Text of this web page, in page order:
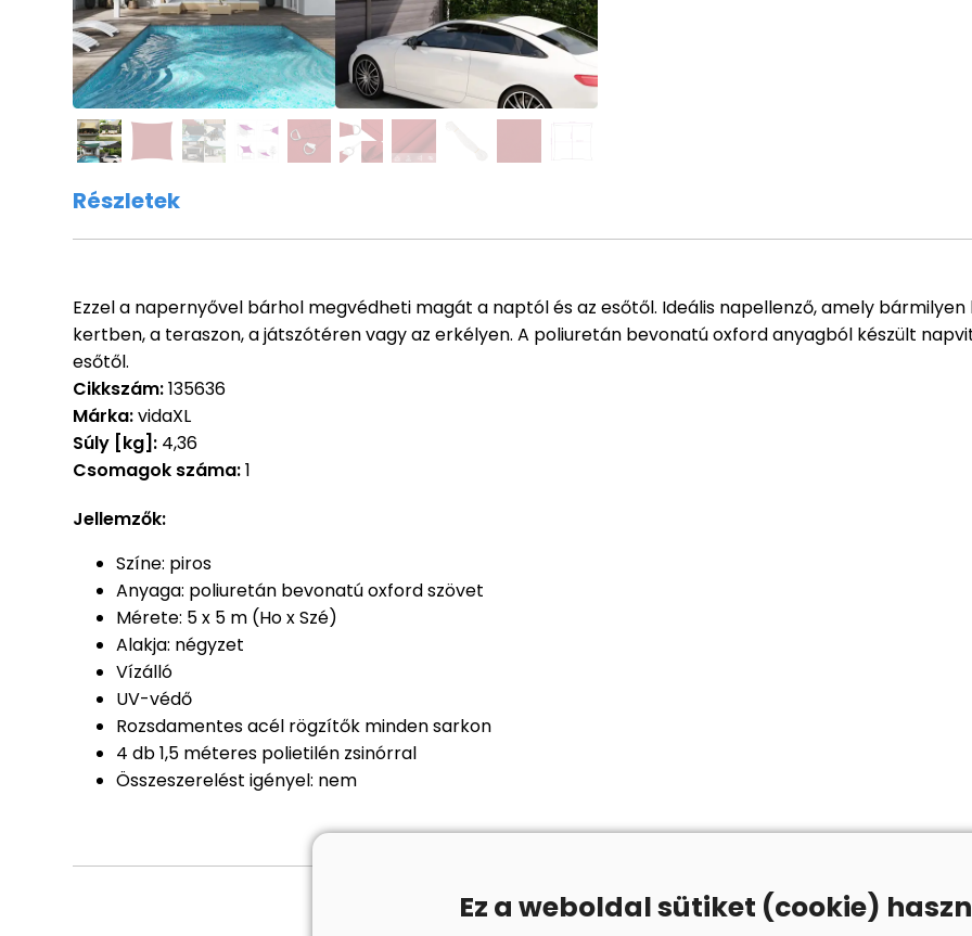
Részletek
Ezzel a napernyővel bárhol megvédheti magát a naptól és az esőtől. Ideális napellenző, amely
kertben, a teraszon, a játszótéren vagy az erkélyen. A poliuretán bevonatú oxford anyagból készült
esőtől.
Cikkszám:135636
Márka:vidaXL
Súly [kg]: 4,36
Csomagok száma:1
Jellemzők:
Színe: piros
Anyaga: poliuretán bevonatú oxford szövet
Mérete: 5 x 5 m (Ho x Szé)
Alakja: négyzet
Vízálló
UV-védő
Rozsdamentes acél rögzítők minden sarkon
4 db 1,5 méteres polietilén zsinórral
Összeszerelést igényel: nem
Ez a weboldal sütiket (cookie)